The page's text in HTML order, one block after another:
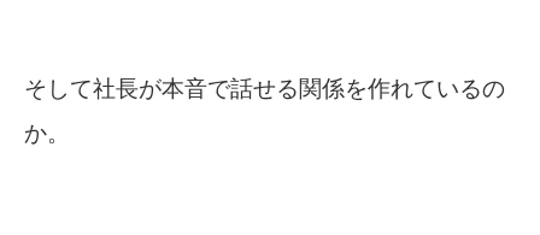
そして社長が本音で話せる関係を作れているの
か。